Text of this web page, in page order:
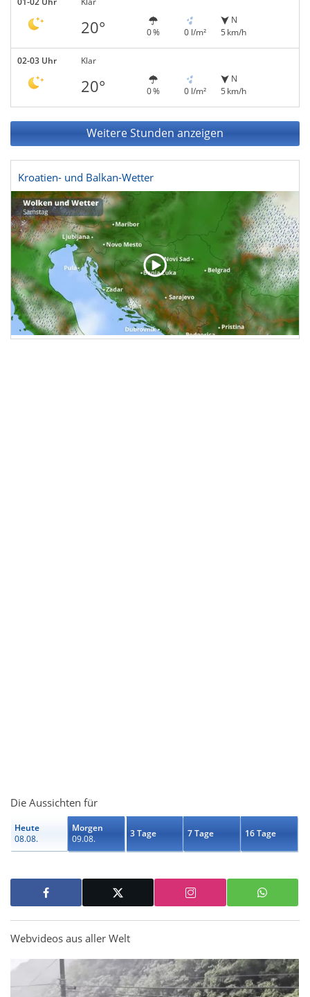
20° 0 % 0 l/m²
N
5 km/h
02-03 Uhr Klar
20° 0 % 0 l/m²
N
5 km/h
Weitere Stunden anzeigen
Kroatien- und Balkan-Wetter
Die Aussichten für
Heute
08.08.
Morgen
09.08.
3 Tage 7 Tage 16 Tage
Webvideos aus aller Welt